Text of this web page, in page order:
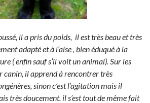
il a pris du poids, il est très beau et très
adapté et à l’aise , bien éduqué à la
( enfin sauf s’il voit un animal). Sur les
canin, il apprend à rencontrer très
sinon c’est l’agitation mais il
très doucement. il s’est tout de même fait